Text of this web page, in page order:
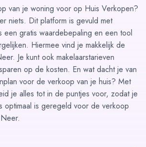
van je woning voor op Huis Verkopen?
niets. Dit platform is gevuld met
een gratis waardebepaling en een tool
. Hiermee vind je makkelijk de
Je kunt ook makelaarstarieven
op de kosten. En wat dacht je van
voor de verkoop van je huis? Met
je alles tot in de puntjes voor, zodat je
optimaal is geregeld voor de verkoop